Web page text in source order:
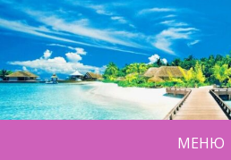
МЕНЮ